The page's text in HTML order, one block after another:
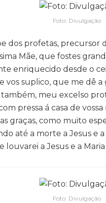
Foto: Divulgação
dos profetas,
Mãe, que fostes
enriquecido desde o
vos suplico, que me dê
meu excelso
pressa á casa de
graças, como muito
até a morte a Jesus e
louvarei a Jesus e a
Foto: Divulgação